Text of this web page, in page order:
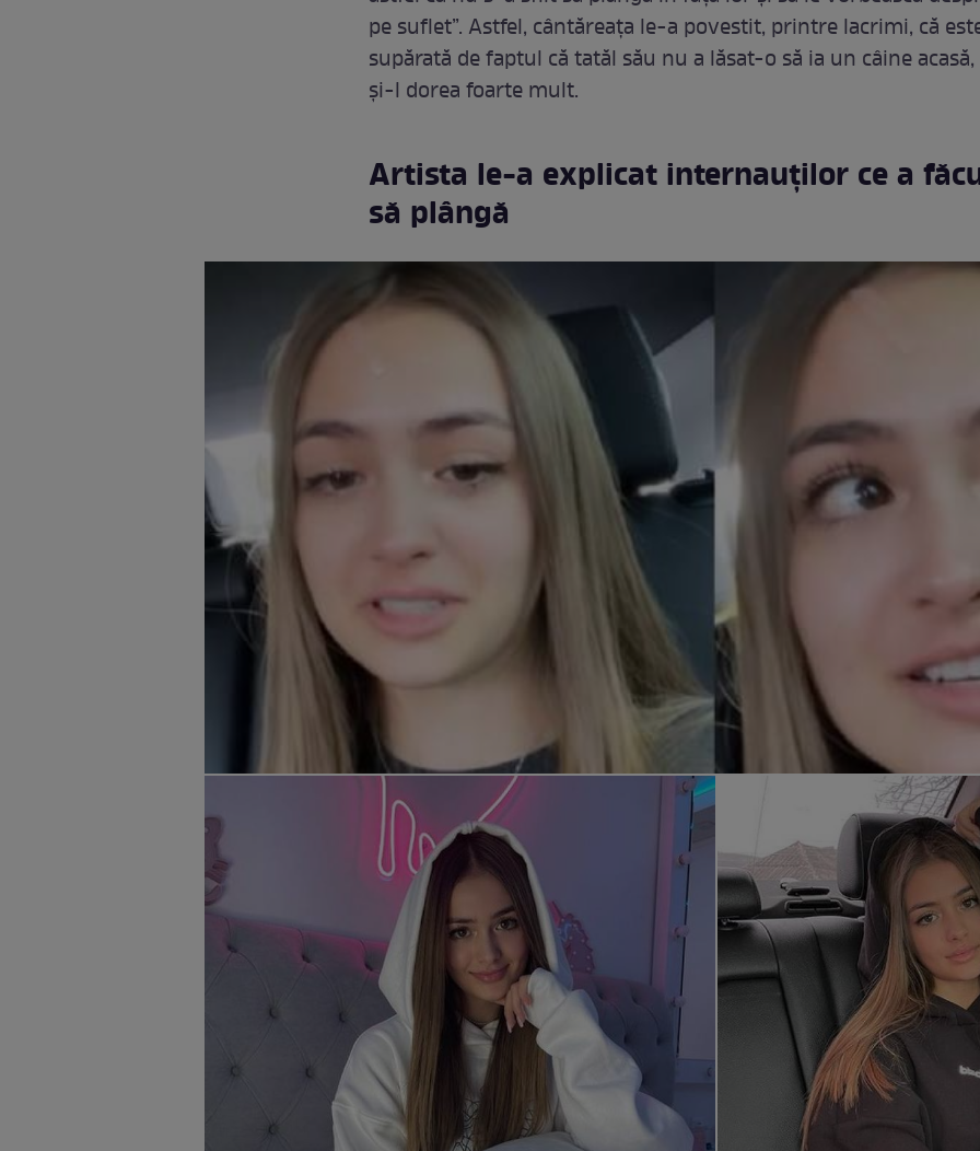
pe suflet”. Astfel, cântăreața le-a povestit, printre lacrimi, că
supărată de faptul că tatăl său nu a lăsat-o să ia un câine
și-l dorea foarte mult.
Artista le-a explicat internauților ce a
să plângă